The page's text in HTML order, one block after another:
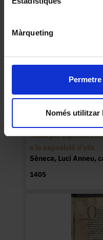
Màrqueting
Només utilitzar
Taula per alphabet
e la exposició d’ells
Sèneca, Luci Anneu,
1405